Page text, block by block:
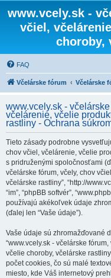
www.vcely.sk -
včiel,
choroby,
FAQ
Včelárske fórum Včelárske
www.vcely.sk -
včelárenie, včelie
rastliny - Ochrana
Tieto zásady podrobne
chov včiel, včelárenie, včelie
s pridruženými spoločnosťami
včelárske fórum, včely, chov
včelárske rastliny”, “http://
“im”, “phpBB softvér”,
používajú akékoľvek údaje
(ďalej len “Vaše údaje”).
Vaše údaje sú zhromažďované
“www.vcely.sk - včelárske
včelie choroby, včelárske
počet cookies, čo sú malé
miesto, kde Váš internetový